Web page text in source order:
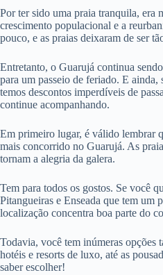
Por ter sido uma praia tranquila, era
crescimento populacional e a
pouco, e as praias deixaram de ser
Entretanto, o Guarujá continua
para um passeio de feriado. E
temos descontos imperdíveis de
continue acompanhando.
Em primeiro lugar, é válido lembrar
mais concorrido no Guarujá. As
tornam a alegria da galera.
Tem para todos os gostos. Se você
Pitangueiras e Enseada que tem um
localização concentra boa parte do
Todavia, você tem inúmeras opções
hotéis e resorts de luxo, até as
saber escolher!